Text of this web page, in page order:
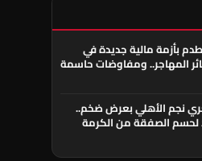
بأزمة مالية جديدة في
المهاجر.. ومفاوضات حاسمة
نجم الأهلي بعرض ضخم..
لحسم الصفقة من الكرمة